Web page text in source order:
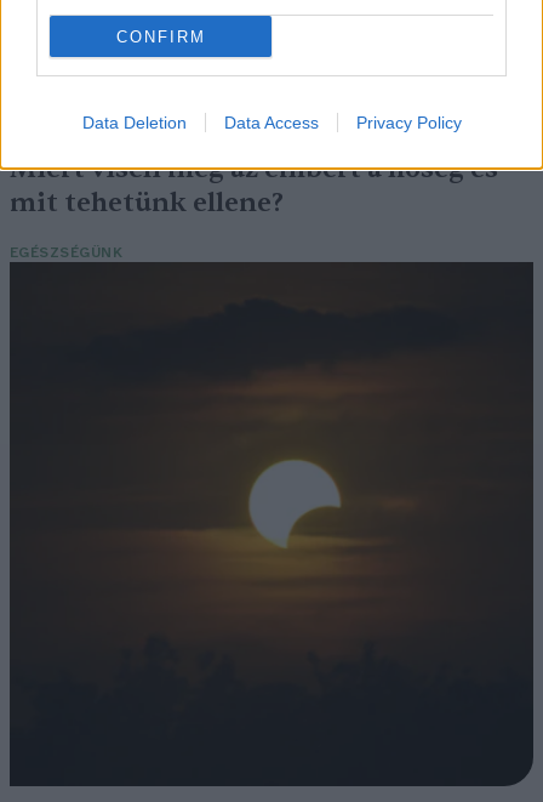
CONFIRM
Data Deletion Data Access Privacy Policy
Minden évszázadra jutott egy
„szuperaszály”, az idei év mégis más
Miért viseli meg az embert a hőség és
mit tehetünk ellene?
EGÉSZSÉGÜNK